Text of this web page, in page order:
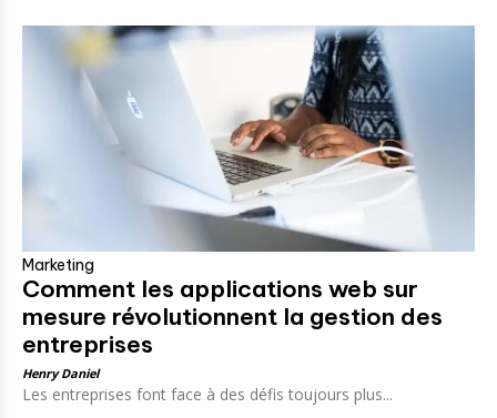
Marketing
Comment les applications web sur
mesure révolutionnent la gestion des
entreprises
Henry Daniel
Les entreprises font face à des défis toujours plus...